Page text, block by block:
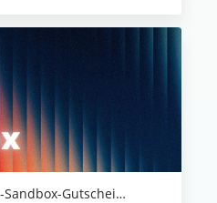
Sandbox-Gutschei…